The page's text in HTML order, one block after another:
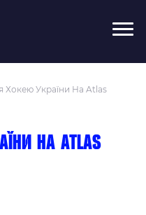
Хокею України На Atlas
на Atlas